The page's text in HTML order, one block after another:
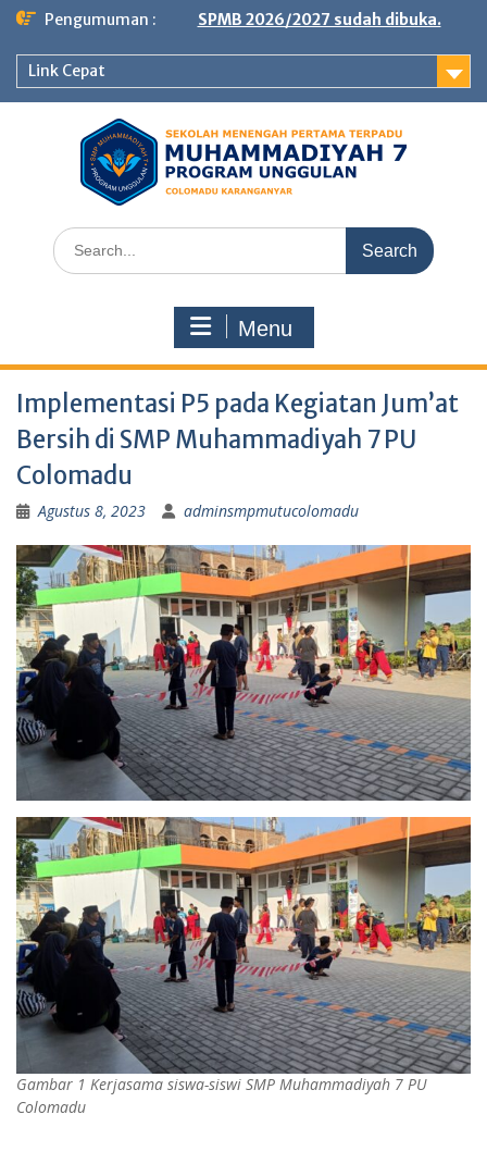
Skip
content
Pengumuman : SPMB 2026/2027 sudah dibuka.
Link Cepat
Search
for:
Menu
Implementasi P5 pada Kegiatan Jum’at
Bersih di SMP Muhammadiyah 7 PU
Colomadu
Agustus 8, 2023 adminsmpmutucolomadu
Gambar 1 Kerjasama siswa-siswi SMP Muhammadiyah 7 PU
Colomadu